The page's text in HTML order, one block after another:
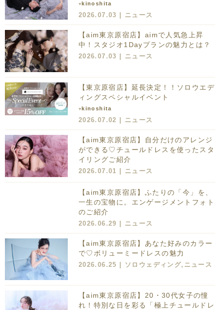
♥ kinoshita
2026.07.03 | ニュース
【aim東京原宿店】aimで人気急上昇
中！スタジオ1Dayプランの魅力とは？
2026.07.03 | ニュース
【東京原宿店】延長決定！！ソロウエデ
ィングスペシャルイベント
♥kinoshita
2026.07.02 | ニュース
【aim東京原宿店】自分だけのアレンジ
ができる♡チュールドレスを使ったスタ
イリングご紹介
2026.07.01 | ニュース
【aim東京原宿店】ふたりの「今」を、
一生の宝物に。エンゲージメントフォト
のご紹介
2026.06.29 | ニュース
【aim東京原宿店】あなた好みのカラー
で♡ボリューミードレスの魅力
2026.06.25 | ソロウェディング, ニュース
【aim東京原宿店】20・30代女子の憧
れ！特別な日を彩る「極上チュールドレ